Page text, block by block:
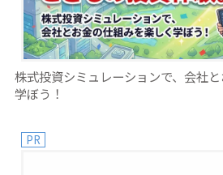
株式投資シミュレーションで、会社
学ぼう！
PR